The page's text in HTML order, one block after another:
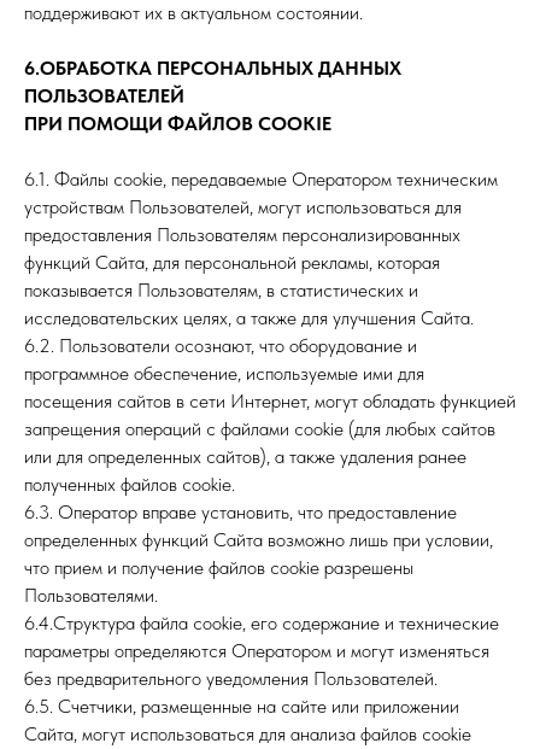
поддерживают их в актуальном состоянии.
6.ОБРАБОТКА ПЕРСОНАЛЬНЫХ ДАННЫХ
ПОЛЬЗОВАТЕЛЕЙ
ПРИ ПОМОЩИ ФАЙЛОВ COOKIE
6.1. Файлы cookie, передаваемые Оператором техническим
устройствам Пользователей, могут использоваться для
предоставления Пользователям персонализированных
функций Сайта, для персональной рекламы, которая
показывается Пользователям, в статистических и
исследовательских целях, а также для улучшения Сайта.
6.2. Пользователи осознают, что оборудование и
программное обеспечение, используемые ими для
посещения сайтов в сети Интернет, могут обладать функцией
запрещения операций с файлами cookie (для любых сайтов
или для определенных сайтов), а также удаления ранее
полученных файлов cookie.
6.3. Оператор вправе установить, что предоставление
определенных функций Сайта возможно лишь при условии,
что прием и получение файлов cookie разрешены
Пользователями.
6.4.Структура файла cookie, его содержание и технические
параметры определяются Оператором и могут изменяться
без предварительного уведомления Пользователей.
6.5. Счетчики, размещенные на сайте или приложении
Сайта, могут использоваться для анализа файлов cookie